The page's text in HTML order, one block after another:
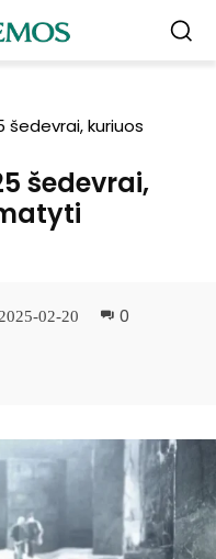
šedevrai, kuriuos
šedevrai,
2025-02-20 0